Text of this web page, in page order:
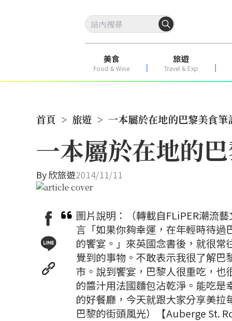
美食
Food & Wine
旅遊
Travel & Exp
首頁 > 旅遊 > 一本屬於在地的巴黎美食筆
一本屬於在地的
By欣旅遊2014/11/11
圖片說明：（轉載自FLiPER潮流
言「如果你夠幸運，在年輕時待
的饗宴。」來英國念書後，就很
覺到的事物。不敢表示我很了解
市。說到饗宴，巴黎人很重吃，
的醬汁用法國麵包沾乾淨。能吃
的好餐廳，今天就跟大家分享美
巴黎的街頭風光）【Auberge St.